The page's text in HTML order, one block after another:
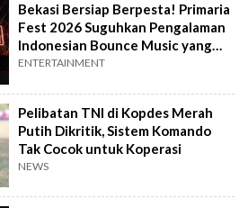
Bekasi Bersiap Berpesta! Primaria
Fest 2026 Suguhkan Pengalaman
Indonesian Bounce Music yang
Berbeda
ENTERTAINMENT
Pelibatan TNI di Kopdes Merah
Putih Dikritik, Sistem Komando
Tak Cocok untuk Koperasi
NEWS